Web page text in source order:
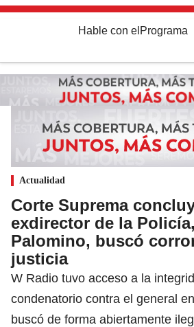
Hable con el Programa
Actualidad
Corte Suprema
exdirector de la
Palomino, buscó
justicia
W Radio tuvo acceso a la
condenatorio contra el general
buscó de forma abiertamente